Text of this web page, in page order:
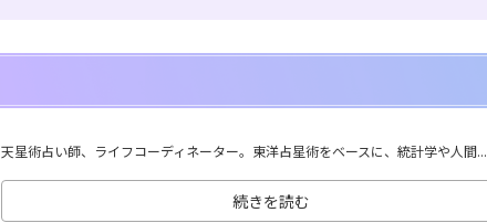
天星術占い師、ライフコーディネーター。東洋占星術をベースに、統計学や人間...
続きを読む